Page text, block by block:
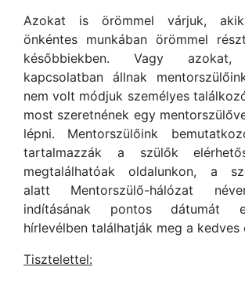
Azokat is örömmel várjuk,
önkéntes munkában örömmel
későbbiekben. Vagy
kapcsolatban állnak
nem volt módjuk személyes
most szeretnének egy
lépni. Mentorszülőink
tartalmazzák a szülők
megtalálhatóak oldalunkon, a
alatt Mentorszülő-hálózat
indításának pontos dátumát
hírlevélben találhatják meg a kedves
Tisztelettel: